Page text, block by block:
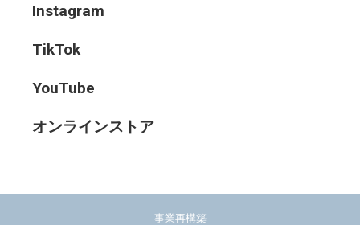
Instagram
TikTok
YouTube
オンラインストア
事業再構築